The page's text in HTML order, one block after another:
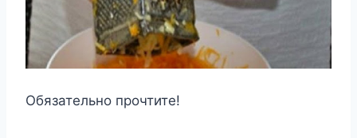
Обязательно прочтите!